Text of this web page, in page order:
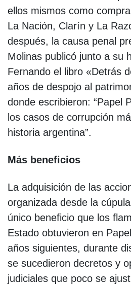
ellos mismos como
La Nación, Clarín y La
después, la causa penal
Molinas publicó junto a su
Fernando el libro «Detrás
años de despojo al
donde escribieron: “Papel
los casos de corrupción
historia argentina”.
Más beneficios
La adquisición de las
organizada desde la
único beneficio que los
Estado obtuvieron en
años siguientes, durante
se sucedieron decretos y
judiciales que poco se